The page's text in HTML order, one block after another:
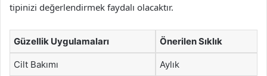
tipinizi değerlendirmek faydalı olacaktır.
Güzellik Uygulamaları Önerilen Sıklık
Cilt Bakımı Aylık